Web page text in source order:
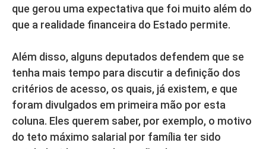
que gerou uma expectativa que foi muito além do
que a realidade financeira do Estado permite.
Além disso, alguns deputados defendem que se
tenha mais tempo para discutir a definição dos
critérios de acesso, os quais, já existem, e que
foram divulgados em primeira mão por esta
coluna. Eles querem saber, por exemplo, o motivo
do teto máximo salarial por família ter sido